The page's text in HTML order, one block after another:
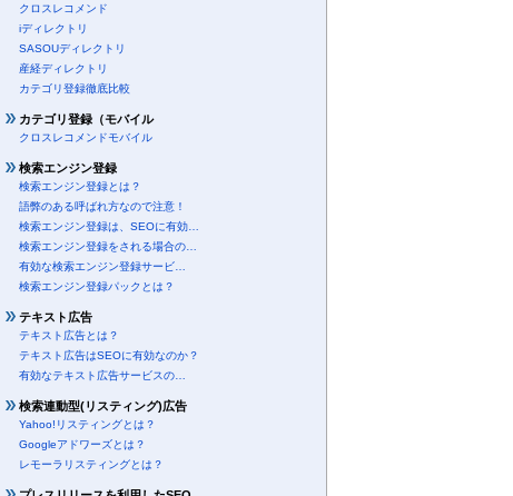
クロスレコメンド
iディレクトリ
SASOUディレクトリ
産経ディレクトリ
カテゴリ登録徹底比較
カテゴリ登録（モバイル
クロスレコメンドモバイル
検索エンジン登録
検索エンジン登録とは？
語弊のある呼ばれ方なので注意！
検索エンジン登録は、SEOに有効…
検索エンジン登録をされる場合の…
有効な検索エンジン登録サービ…
検索エンジン登録パックとは？
テキスト広告
テキスト広告とは？
テキスト広告はSEOに有効なのか？
有効なテキスト広告サービスの…
検索連動型(リスティング)広告
Yahoo!リスティングとは？
Googleアドワーズとは？
レモーラリスティングとは？